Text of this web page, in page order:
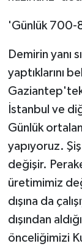
'Günlük 700-
Demirin yanı
yaptıklarını
İstanbul ve
Günlük
yapıyoruz. Şiş
değişir.
üretimimiz
dışına da
dışından
önceliğimizi